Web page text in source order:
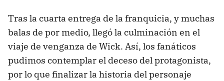
Tras la cuarta entrega de la franquicia, y muchas
balas de por medio, llegó la culminación en el
viaje de venganza de Wick. Así, los fanáticos
pudimos contemplar el deceso del protagonista,
por lo que finalizar la historia del personaje